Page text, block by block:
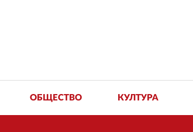
ОБЩЕСТВО КУЛТУРА